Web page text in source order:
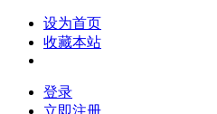
设为首页
收藏本站
登录
立即注册